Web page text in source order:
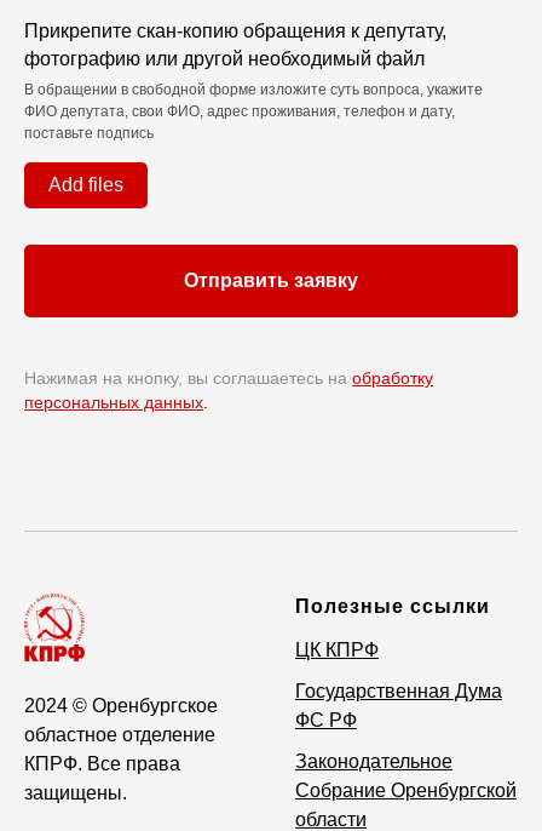
Прикрепите скан-копию обращения к депутату,
фотографию или другой необходимый файл
В обращении в свободной форме изложите суть вопроса, укажите
ФИО депутата, свои ФИО, адрес проживания, телефон и дату,
поставьте подпись
Add files
Отправить заявку
Нажимая на кнопку, вы соглашаетесь на обработку
персональных данных
2024 © Оренбургское
областное отделение
КПРФ. Все права
защищены.
Полезные ссылки
ЦК КПРФ
Государственная Дума
ФС РФ
Законодательное
Собрание Оренбургской
области